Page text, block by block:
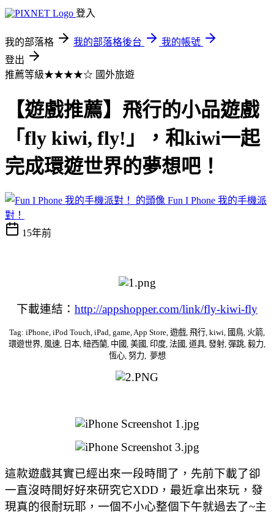
登入
我的部落格 我的部落格後台
我的帳號
登出
推薦等級★★★★☆ 國外旅遊
【遊戲推薦】飛行的小品遊戲
「fly kiwi, fly!」，和kiwi一起
完成環遊世界的夢想吧！
Fun I Phone 我的手機派
對！
15年前
下載連結： http://appshopper.com/link/fly-kiwi-fly
Tag: iPhone, iPod Touch, iPad, game, App Store, 遊戲, 飛行, kiwi, 國鳥, 火箭,
環遊世界, 風速, 日本, 紐西蘭, 中國, 美國, 印度, 法國, 道具, 發射, 彈跳, 毅力,
恆心, 努力, 夢想
這款遊戲其實已經出來一段時間了，先前下載了卻
一直沒時間好好來研究它XDD，最近拿出來玩，發
現真的很耐玩耶，一個不小心整個下午就過去了~主